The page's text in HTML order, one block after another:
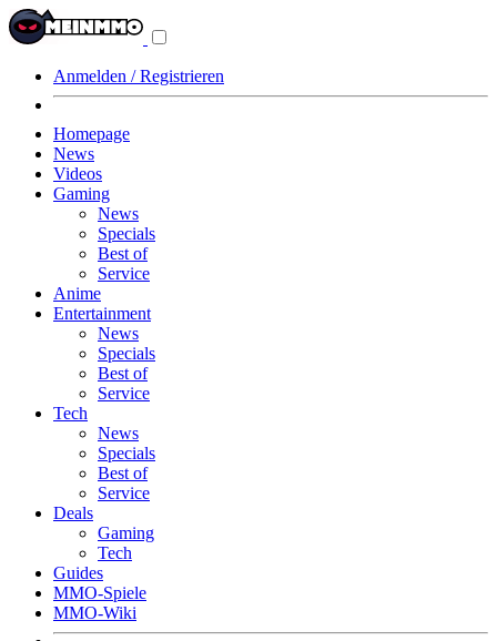
Anmelden / Registrieren
Homepage
News
Videos
Gaming
News
Specials
Best of
Service
Anime
Entertainment
News
Specials
Best of
Service
Tech
News
Specials
Best of
Service
Deals
Gaming
Tech
Guides
MMO-Spiele
MMO-Wiki